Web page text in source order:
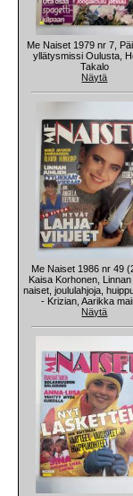
Me Naiset 1979 nr 7,
yllätysmissi Oulusta,
Takalo
Näytä
Me Naiset 1986 nr 49
Kaisa Korhonen, Linnan
naiset, joululahjoja,
- Krizian, Aarikka
Näytä